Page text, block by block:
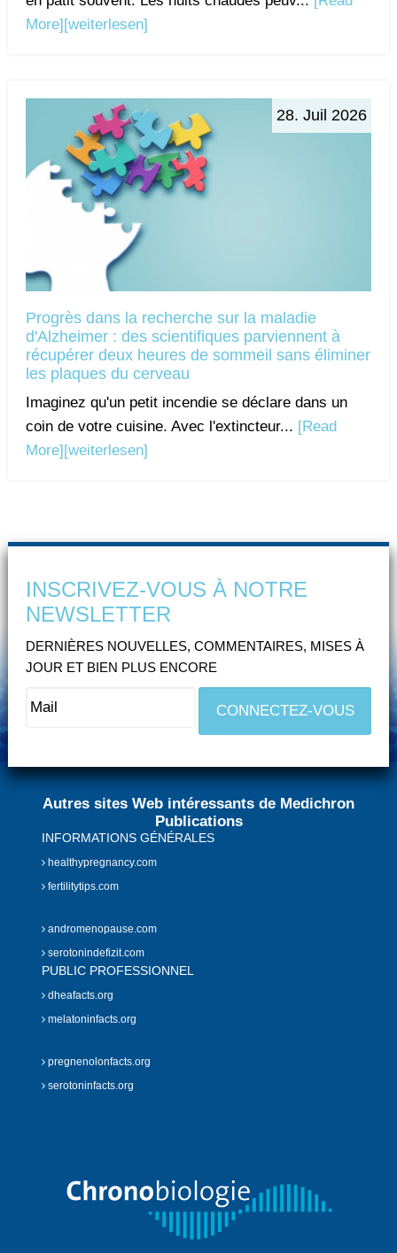
More] [weiterlesen]
28. Juil 2026
Progrès dans la recherche sur la maladie
d'Alzheimer : des scientifiques parviennent à
récupérer deux heures de sommeil sans éliminer
les plaques du cerveau
Imaginez qu'un petit incendie se déclare dans un
coin de votre cuisine. Avec l'extincteur... [Read
More][weiterlesen]
INSCRIVEZ-VOUS À NOTRE
NEWSLETTER
DERNIÈRES NOUVELLES, COMMENTAIRES, MISES À
JOUR ET BIEN PLUS ENCORE
Autres sites Web intéressants de Medichron
Publications
INFORMATIONS GÉNÉRALES
healthypregnancy.com
fertilitytips.com
andromenopause.com
serotonindefizit.com
PUBLIC PROFESSIONNEL
dheafacts.org
melatoninfacts.org
pregnenolonfacts.org
serotoninfacts.org